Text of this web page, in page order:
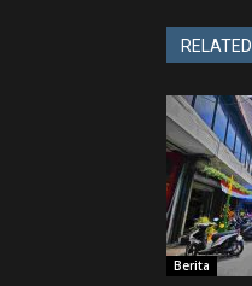
Berita